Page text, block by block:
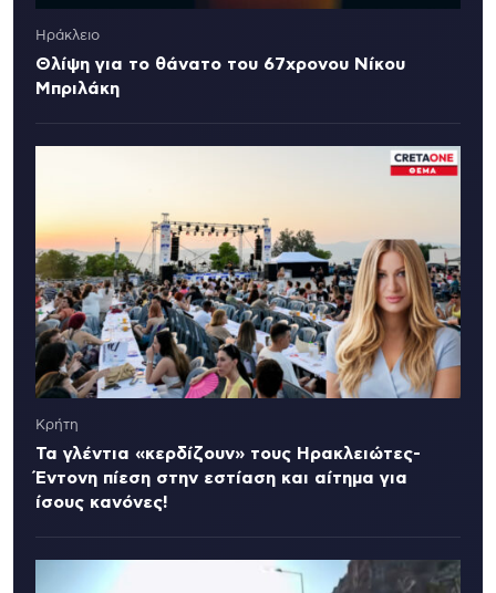
Ηράκλειο
Θλίψη για το θάνατο του 67χρονου Νίκου
Μπριλάκη
Κρήτη
Τα γλέντια «κερδίζουν» τους Ηρακλειώτες-
Έντονη πίεση στην εστίαση και αίτημα για
ίσους κανόνες!